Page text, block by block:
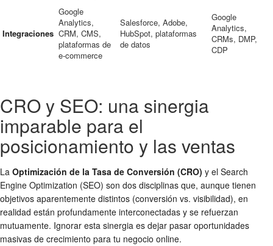
Integraciones
Google
Analytics,
CRM, CMS,
plataformas de
e-commerce
Salesforce, Adobe,
HubSpot, plataformas
de datos
Google
Analytics,
CRMs, DMP,
CDP
CRO y SEO: una sinergia
imparable para el
posicionamiento y las ventas
La Optimización de la Tasa de Conversión (CRO) y el Search
Engine Optimization (SEO) son dos disciplinas que, aunque tienen
objetivos aparentemente distintos (conversión vs. visibilidad), en
realidad están profundamente interconectadas y se refuerzan
mutuamente. Ignorar esta sinergia es dejar pasar oportunidades
masivas de crecimiento para tu negocio online.